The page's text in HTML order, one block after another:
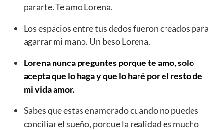
pararte. Te amo Lorena.
Los espacios entre tus dedos fueron creados para
agarrar mi mano. Un beso Lorena.
Lorena nunca preguntes porque te amo, solo
acepta que lo haga y que lo haré por el resto de
mi vida amor.
Sabes que estas enamorado cuando no puedes
conciliar el sueño, porque la realidad es mucho